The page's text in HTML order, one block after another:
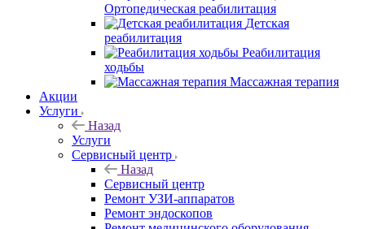
Ортопедическая реабилитация
Детская
реабилитация
Реабилитация
ходьбы
Массажная терапия
Акции
Услуги
Назад
Услуги
Сервисный центр
Назад
Сервисный центр
Ремонт УЗИ-аппаратов
Ремонт эндоскопов